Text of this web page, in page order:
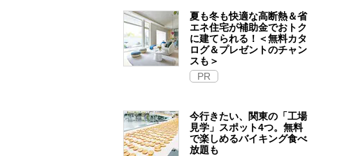
夏も冬も快適な高断熱＆省
エネ住宅が補助金でおトク
に建てられる！＜無料カタ
ログ＆プレゼントのチャン
スも＞
PR
今行きたい、関東の「工場
見学」スポット4つ。無料
で楽しめるバイキング食べ
放題も